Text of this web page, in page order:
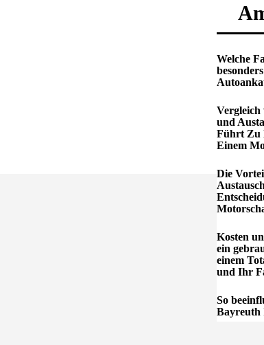
Welche
Vergleich
und
Führt Zu
Einem
Die
Kosten
ein
einem
und Ihr
So
Bayreuth